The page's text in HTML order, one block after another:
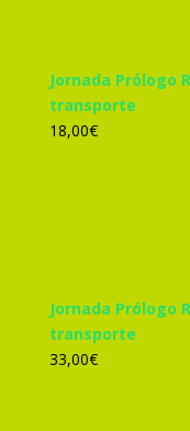
Jornada Prólogo
transporte
18,00€
Jornada Prólogo
transporte
33,00€